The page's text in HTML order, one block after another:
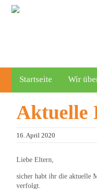
Startseite Wir
Aktuelle
16. April 2020
Liebe Eltern,
sicher habt ihr die aktuelle
verfolgt.